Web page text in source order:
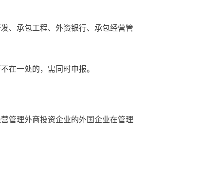
、承包工程、外资银行、承包经营管
在一处的，需同时申报。
管理外商投资企业的外国企业在管理